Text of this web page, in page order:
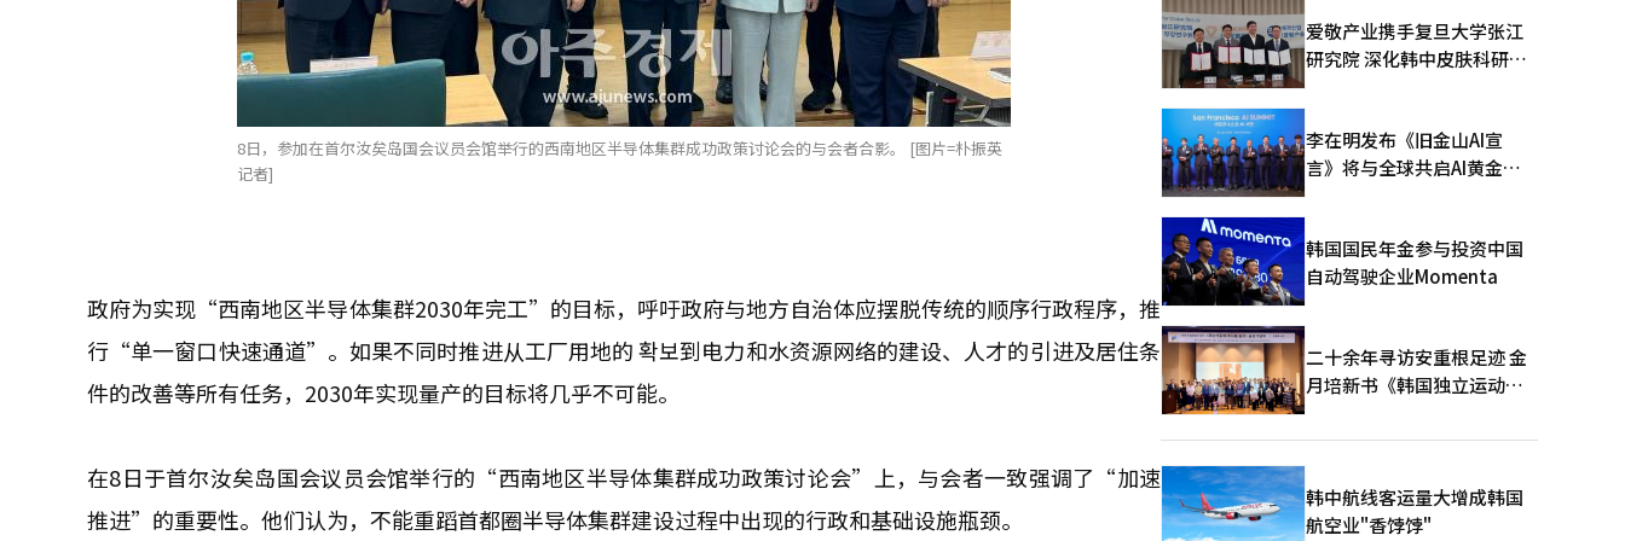
8日，参加在首尔汝矣岛国会议员会馆举行的西南地区半导体集群成功政策讨论会的与会者合影。 [图片=朴振英
记者]
政府为实现“西南地区半导体集群2030年完工”的目标，呼吁政府与地方自治体应摆脱传统的顺序行政程序，推
行“单一窗口快速通道”。如果不同时推进从工厂用地的 확보到电力和水资源网络的建设、人才的引进及居住条
件的改善等所有任务，2030年实现量产的目标将几乎不可能。
在8日于首尔汝矣岛国会议员会馆举行的“西南地区半导体集群成功政策讨论会”上，与会者一致强调了“加速
推进”的重要性。他们认为，不能重蹈首都圈半导体集群建设过程中出现的行政和基础设施瓶颈。
爱敬产业携手复旦大学张江
研究院 深化韩中皮肤科研合
李在明发布《旧金山AI宣
言》将与全球共启AI黄金时
韩国国民年金参与投资中国
自动驾驶企业Momenta
二十余年寻访安重根足迹 金
月培新书《韩国独立运动圣
版
韩中航线客运量大增成韩国
航空业"香饽饽"